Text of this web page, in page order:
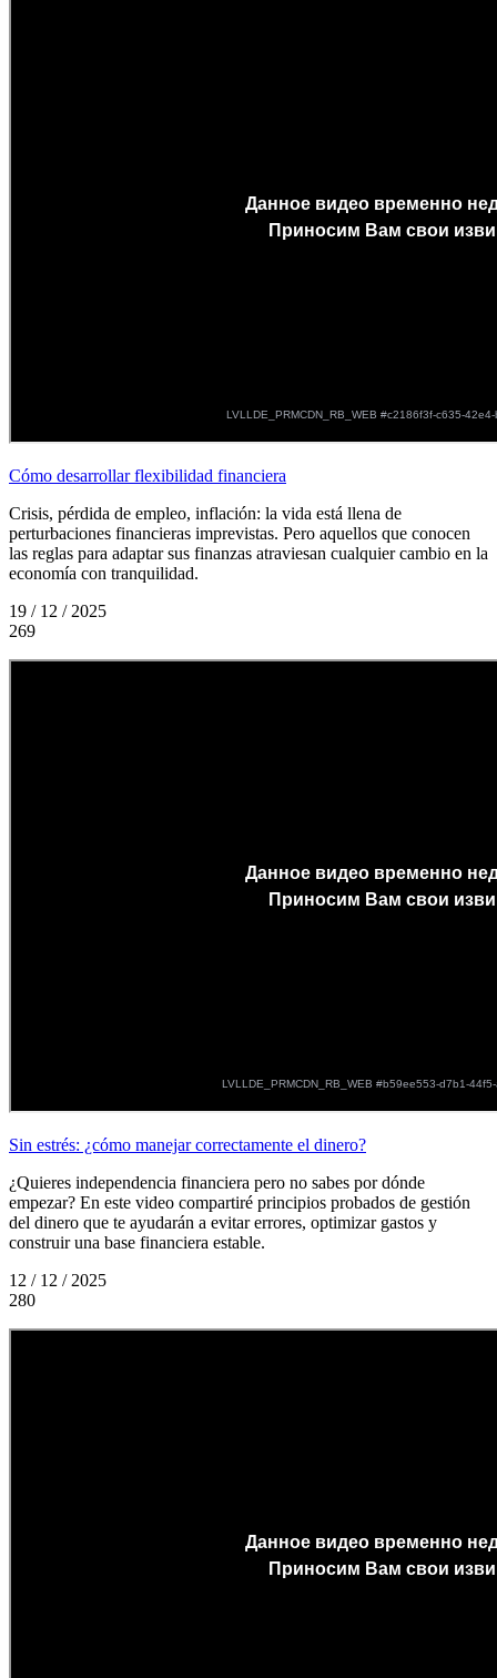
Cómo desarrollar flexibilidad financiera
Crisis, pérdida de empleo, inflación: la vida está llena de
perturbaciones financieras imprevistas. Pero aquellos que conocen
las reglas para adaptar sus finanzas atraviesan cualquier cambio en la
economía con tranquilidad.
19 / 12 / 2025
269
Sin estrés: ¿cómo manejar correctamente el dinero?
¿Quieres independencia financiera pero no sabes por dónde
empezar? En este video compartiré principios probados de gestión
del dinero que te ayudarán a evitar errores, optimizar gastos y
construir una base financiera estable.
12 / 12 / 2025
280